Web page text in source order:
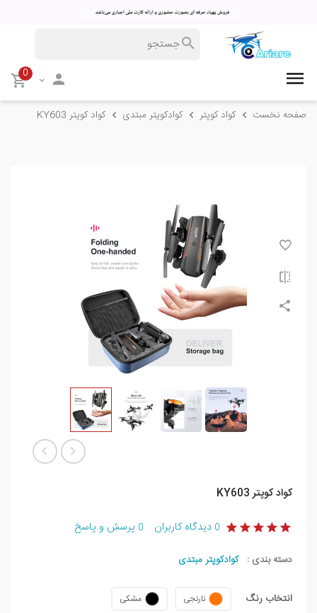
0
صفحه نخست کواد کوپتر کوادکوپتر مبتدی کواد کوپتر KY603
کواد کوپتر KY603
0 دیدگاه کاربران 0 پرسش و پاسخ
دسته بندی : کوادکوپتر مبتدی
انتخاب رنگ نارنجی
مشکی